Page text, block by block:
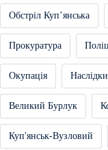
Обстріл Купʼянська
Прокуратура
Окупація
Великий Бурлук
Куп'янськ-Вузловий